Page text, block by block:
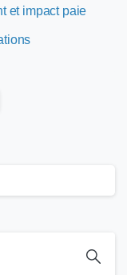
et impact paie